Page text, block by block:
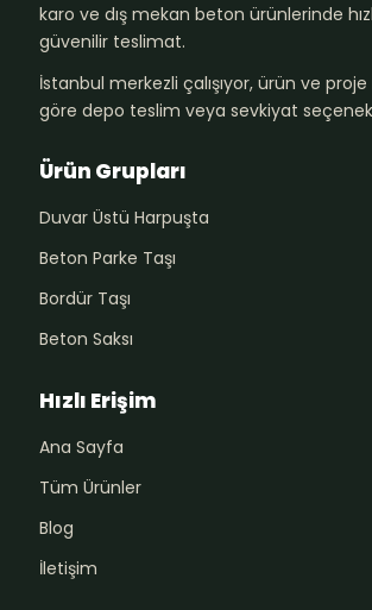
karo ve dış mekan beton ürünlerinde
güvenilir teslimat.
İstanbul merkezli çalışıyor, ürün ve
göre depo teslim veya sevkiyat
Ürün Grupları
Duvar Üstü Harpuşta
Beton Parke Taşı
Bordür Taşı
Beton Saksı
Hızlı Erişim
Ana Sayfa
Tüm Ürünler
Blog
İletişim